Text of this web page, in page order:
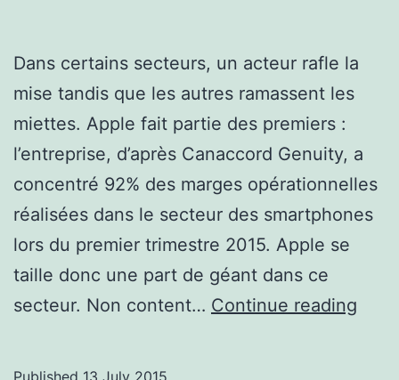
Dans certains secteurs, un acteur rafle la
mise tandis que les autres ramassent les
miettes. Apple fait partie des premiers :
l’entreprise, d’après Canaccord Genuity, a
concentré 92% des marges opérationnelles
réalisées dans le secteur des smartphones
lors du premier trimestre 2015. Apple se
taille donc une part de géant dans ce
secteur. Non content… Continue reading
Published 13 July 2015